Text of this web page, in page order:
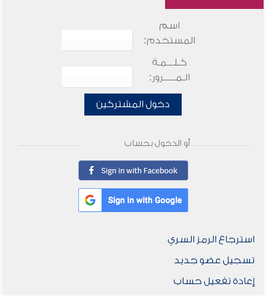
اسم
المستخدم:
كـلـــمـة
الـمـــــرور:
دخول المشتركين
أو الدخول بحساب
استرجاع الرمز السري
تسجيل عضو جديد
إعادة تفعيل حساب